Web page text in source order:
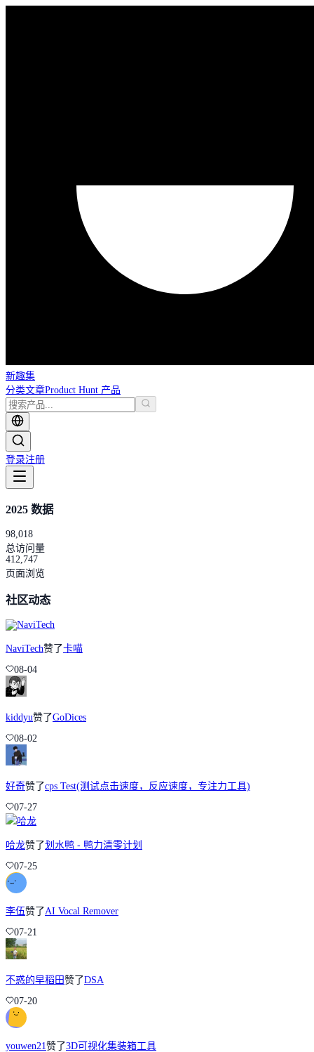
新趣集
分类文章Product Hunt 产品
登录注册
2025 数据
98,018
总访问量
412,747
页面浏览
社区动态
NaviTech赞了卡喵
08-04
kiddyu赞了GoDices
08-02
好奇赞了cps Test(测试点击速度，反应速度，专注力工具)
07-27
哈龙赞了划水鸭 - 鸭力清零计划
07-25
李伍赞了AI Vocal Remover
07-21
不惑的早稻田赞了DSA
07-20
youwen21赞了3D可视化集装箱工具